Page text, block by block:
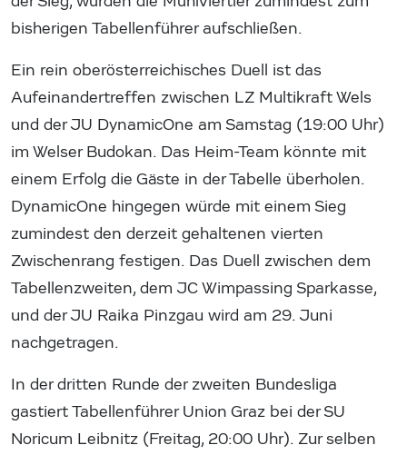
bisherigen Tabellenführer aufschließen.
Ein rein oberösterreichisches Duell ist das
Aufeinandertreffen zwischen LZ Multikraft Wels
und der JU DynamicOne am Samstag (19:00 Uhr)
im Welser Budokan. Das Heim-Team könnte mit
einem Erfolg die Gäste in der Tabelle überholen.
DynamicOne hingegen würde mit einem Sieg
zumindest den derzeit gehaltenen vierten
Zwischenrang festigen. Das Duell zwischen dem
Tabellenzweiten, dem JC Wimpassing Sparkasse,
und der JU Raika Pinzgau wird am 29. Juni
nachgetragen.
In der dritten Runde der zweiten Bundesliga
gastiert Tabellenführer Union Graz bei der SU
Noricum Leibnitz (Freitag, 20:00 Uhr). Zur selben